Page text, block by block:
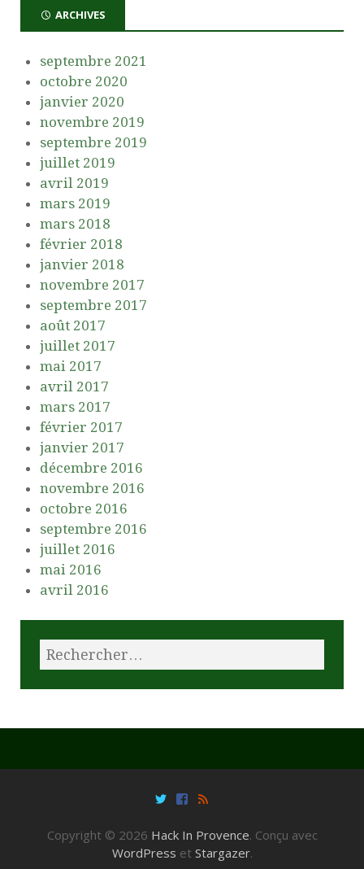
ARCHIVES
septembre 2021
octobre 2020
janvier 2020
novembre 2019
septembre 2019
juillet 2019
avril 2019
mars 2019
mars 2018
février 2018
janvier 2018
novembre 2017
septembre 2017
août 2017
juillet 2017
mai 2017
avril 2017
mars 2017
février 2017
janvier 2017
décembre 2016
novembre 2016
octobre 2016
septembre 2016
juillet 2016
mai 2016
avril 2016
Copyright © 2026 Hack In Provence. Conçu avec
WordPress et Stargazer.